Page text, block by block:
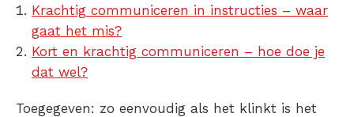
Krachtig communiceren in instructies – waar
gaat het mis?
Kort en krachtig communiceren – hoe doe je
dat wel?
Toegegeven: zo eenvoudig als het klinkt is het